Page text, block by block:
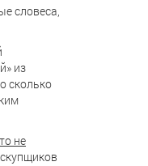
словеса,
из
сколько
не